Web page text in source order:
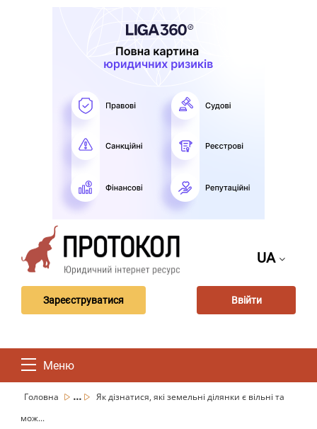
UA
Зареєструватися Ввійти
Меню
Головна ...
Як дізнатися, які земельні ділянки є вільні та
мож...